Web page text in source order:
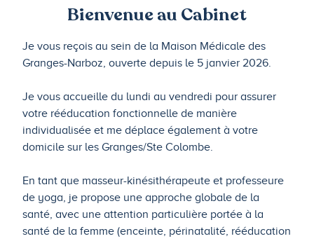
Bienvenue au Cabinet
Je vous reçois au sein de la Maison Médicale des
Granges-Narboz, ouverte depuis le 5 janvier 2026.
Je vous accueille du lundi au vendredi pour assurer
votre rééducation fonctionnelle de manière
individualisée et me déplace également à votre
domicile sur les Granges/Ste Colombe.
En tant que masseur-kinésithérapeute et professeure
de yoga, je propose une approche globale de la
santé, avec une attention particulière portée à la
santé de la femme (enceinte, périnatalité, rééducation